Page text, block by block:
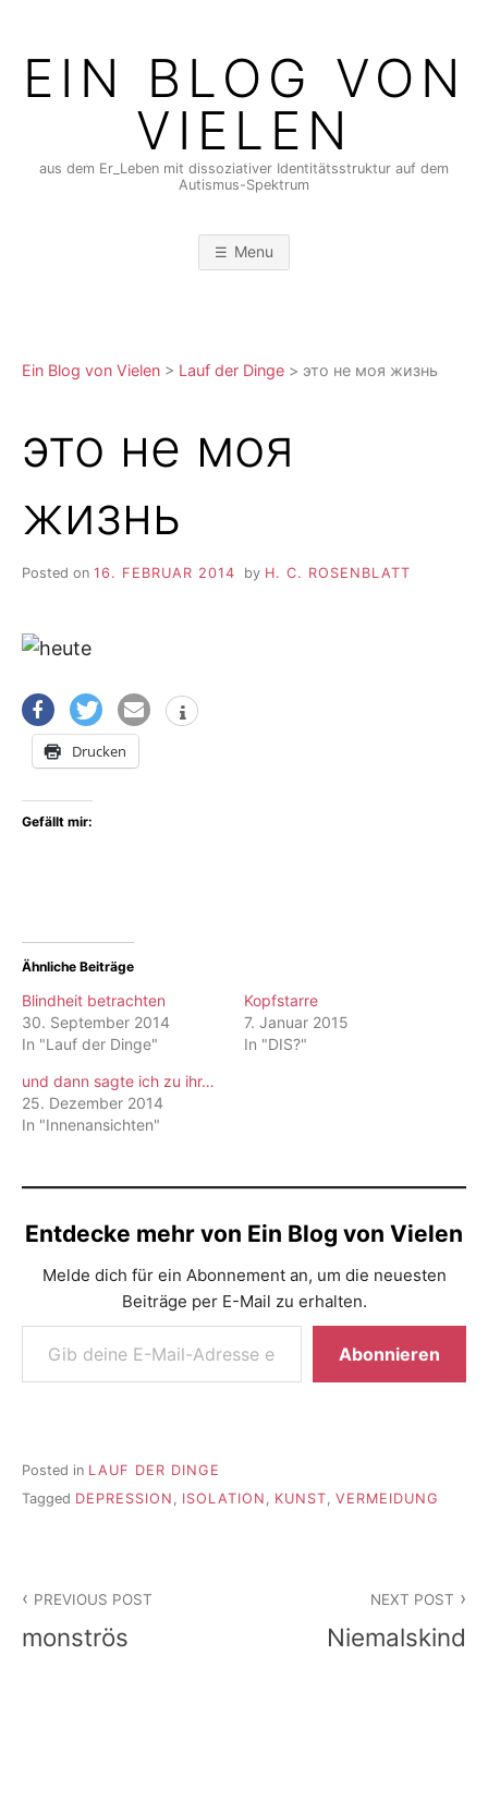
contentEIN BLOG VON
VIELEN
aus dem Er_Leben mit dissoziativer Identitätsstruktur auf dem
Autismus-Spektrum
Menu
Ein Blog von Vielen > Lauf der Dinge > это не моя жизнь
это не моя
жизнь
Posted on 16. FEBRUAR 2014 by H. C. ROSENBLATT
Drucken
Gefällt mir:
Ähnliche Beiträge
Blindheit betrachten
30. September 2014
In "Lauf der Dinge"
Kopfstarre
7. Januar 2015
In "DIS?"
und dann sagte ich zu ihr…
25. Dezember 2014
In "Innenansichten"
Entdecke mehr von Ein Blog von Vielen
Melde dich für ein Abonnement an, um die neuesten
Beiträge per E-Mail zu erhalten.
Gib deine E-Mail-Adresse ein ...
Abonnieren
Posted in LAUF DER DINGE
Tagged DEPRESSION , ISOLATION , KUNST, VERMEIDUNG
PREVIOUS POST
monströs
NEXT POST
Niemalskind